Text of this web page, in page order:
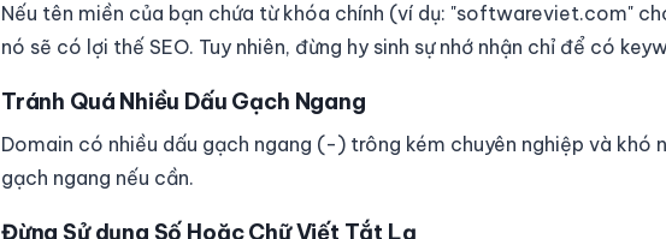
Nếu tên miền của bạn chứa từ khóa chính (ví dụ: "softwareviet.com"
nó sẽ có lợi thế SEO. Tuy nhiên, đừng hy sinh sự nhớ nhận chỉ để có
Tránh Quá Nhiều Dấu Gạch Ngang
Domain có nhiều dấu gạch ngang (-) trông kém chuyên nghiệp và khó
gạch ngang nếu cần.
Đừng Sử dụng Số Hoặc Chữ Viết Tắt Lạ